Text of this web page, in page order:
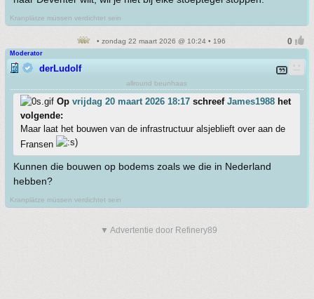
Kranplätze müssen verdichtet sein
• zondag 22 maart 2026 @ 10:24 • 196
Moderator
derLudolf
allround beunhaas
Op vrijdag 20 maart 2026 18:17 schreef James1988 het
volgende:
Maar laat het bouwen van de infrastructuur alsjeblieft over aan de
Fransen
Kunnen die bouwen op bodems zoals we die in Nederland
hebben?
Kranplätze müssen verdichtet sein
▼ Advertentie door Refinery89